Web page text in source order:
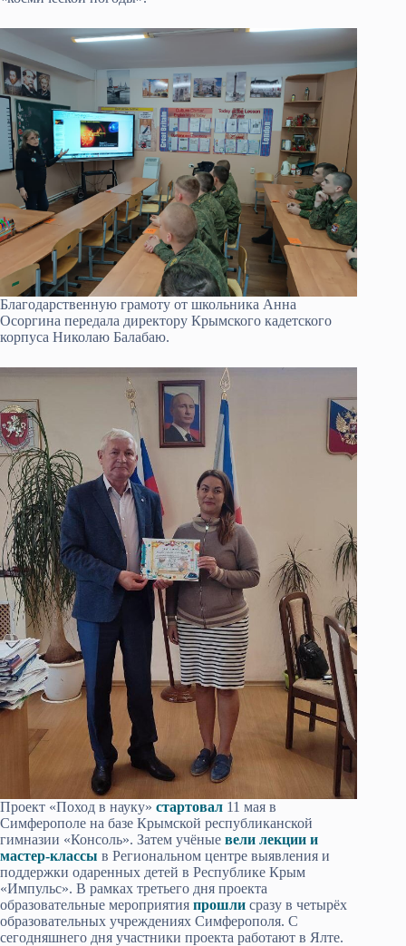
Благодарственную грамоту от школьника Анна
Осоргина передала директору Крымского кадетского
корпуса Николаю Балабаю.
Проект «Поход в науку» стартовал 11 мая в
Симферополе на базе Крымской республиканской
гимназии «Консоль». Затем учёные вели лекции и
мастер-классы в Региональном центре выявления и
поддержки одаренных детей в Республике Крым
«Импульс». В рамках третьего дня проекта
образовательные мероприятия прошли сразу в четырёх
образовательных учреждениях Симферополя. С
сегодняшнего дня участники проекта работают в Ялте.